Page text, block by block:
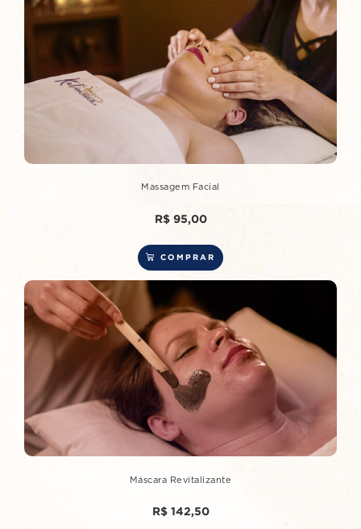
Massagem Facial
R$95,00
COMPRAR
Máscara Revitalizante
R$142,50